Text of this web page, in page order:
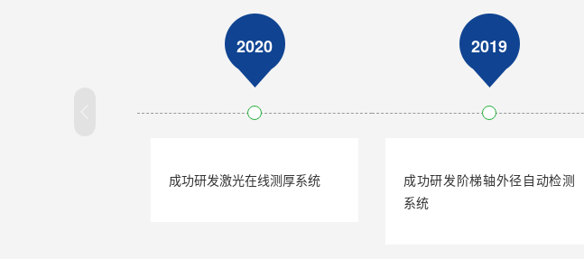
2020
成功研发激光在线测厚系统
2019
成功研发阶梯轴外径自动检测
系统